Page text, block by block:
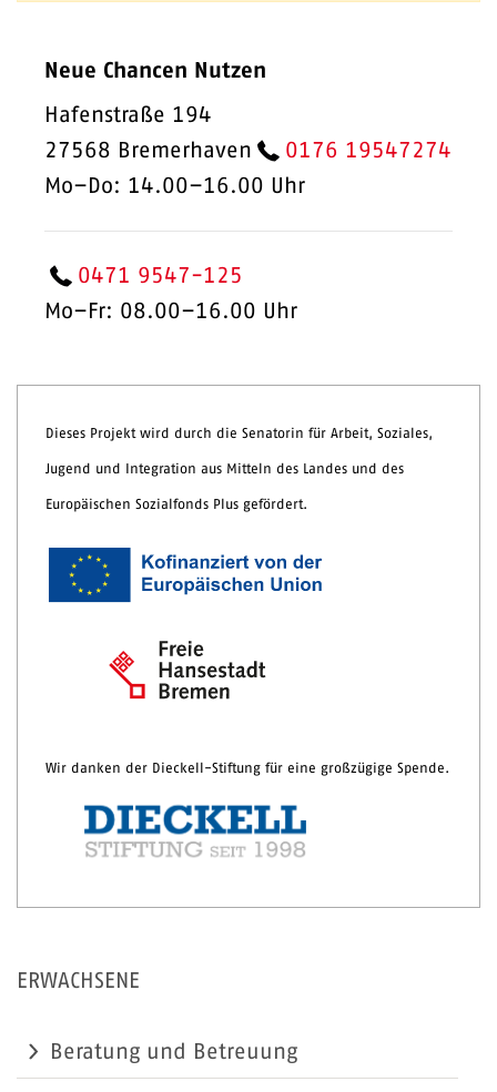
Neue Chancen Nutzen
Hafenstraße 194
27568 Bremerhaven
0176 19547274
Mo–Do: 14.00–16.00 Uhr
0471 9547-125
Mo–Fr: 08.00–16.00 Uhr
Dieses Projekt wird durch die Senatorin für Arbeit, Soziales,
Jugend und Integration aus Mitteln des Landes und des
Europäischen Sozialfonds Plus gefördert.
Wir danken der Dieckell-Stiftung für eine großzügige Spende.
ERWACHSENE
Beratung und Betreuung